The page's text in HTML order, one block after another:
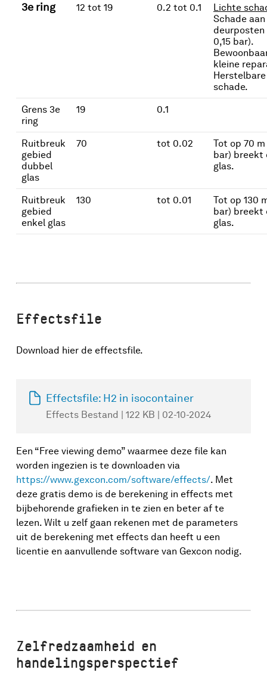
3e ring 12 tot 19 0.2 tot 0.1
Lichte
Schade aan
0,15 bar).
kleine
Herstelbare
schade.
Grens 3e
ring
19 0.1
Ruitbreuk
gebied
dubbel
glas
70 tot 0.02
Tot op 70
bar) breekt
glas.
Ruitbreuk
gebied
enkel glas
130 tot 0.01
Tot op 130
bar) breekt
glas.
Effectsfile
Download hier de effectsfile.
Effectsfile: H2 in isocontainer
Effects Bestand | 122 KB | 02-10-2024
Een “Free viewing demo” waarmee deze file kan
worden ingezien is te downloaden via
https://www.gexcon.com/software/effects/. Met
deze gratis demo is de berekening in effects met
bijbehorende grafieken in te zien en beter af te
lezen. Wilt u zelf gaan rekenen met de parameters
uit de berekening met effects dan heeft u een
licentie en aanvullende software van Gexcon nodig.
Zelfredzaamheid en
handelingsperspectief